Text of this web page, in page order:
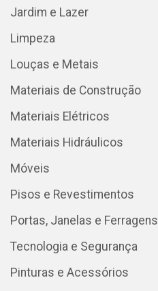
Jardim e Lazer
Limpeza
Louças e Metais
Materiais de Construção
Materiais Elétricos
Materiais Hidráulicos
Móveis
Pisos e Revestimentos
Portas, Janelas e Ferragens
Tecnologia e Segurança
Pinturas e Acessórios